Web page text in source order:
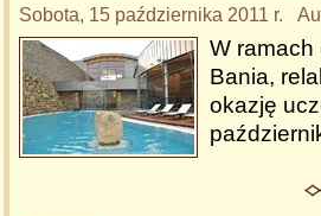
Sobota, 15 października 2011 r.
W ramach
Bania,
okazję